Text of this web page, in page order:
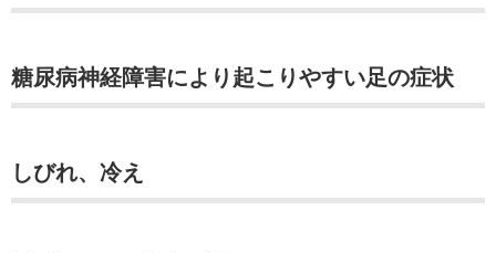
糖尿病神経障害により起こりやすい足の症状
しびれ、冷え